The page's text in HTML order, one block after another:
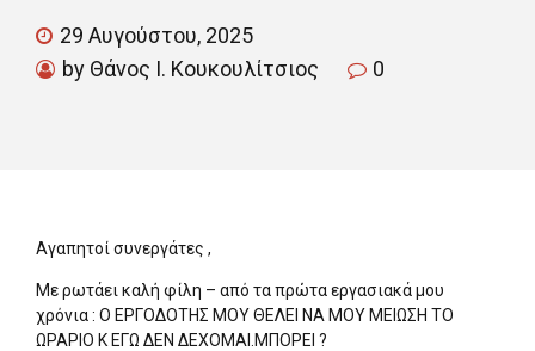
29 Αυγούστου, 2025
by Θάνος Ι. Κουκουλίτσιος
0
Αγαπητοί συνεργάτες ,
Με ρωτάει καλή φίλη – από τα πρώτα εργασιακά μου
χρόνια : Ο ΕΡΓΟΔΟΤΗΣ ΜΟΥ ΘΕΛΕΙ ΝΑ ΜΟΥ ΜΕΙΩΣΗ ΤΟ
ΩΡΑΡΙΟ Κ ΕΓΩ ΔΕΝ ΔΕΧΟΜΑΙ.ΜΠΟΡΕΙ ?